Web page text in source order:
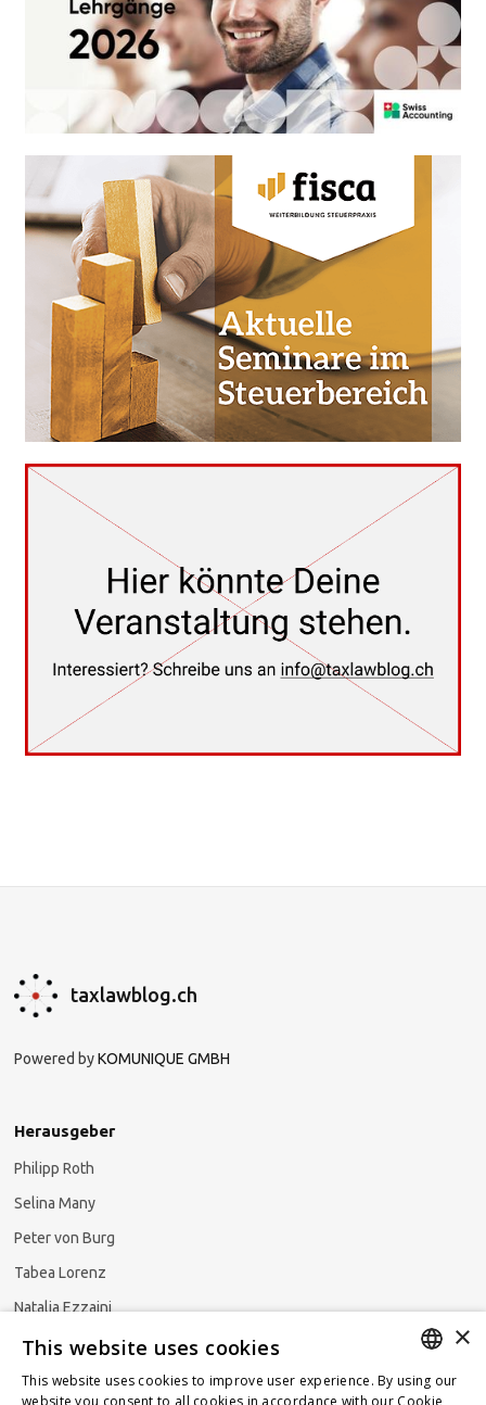
taxlawblog.ch
Powered byKOMUNIQUE GMBH
Herausgeber
Philipp Roth
Selina Many
Peter von Burg
Tabea Lorenz
Natalja Ezzaini
GERMAN
×
This website uses cookies
This website uses cookies to improve user experience. By using our
website you consent to all cookies in accordance with our Cookie